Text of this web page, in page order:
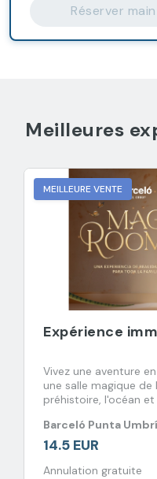
Réserver
Meilleures
MEILLEURE VENTE
Expérience
Vivez une aventure
une salle magique
préhistoire, l'océan
Barceló Punta
14.5 EUR
Annulation gratuite